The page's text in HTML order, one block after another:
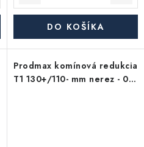
DO KOŠÍKA
Prodmax komínová redukcia
T1 130+/110- mm nerez - 0,6